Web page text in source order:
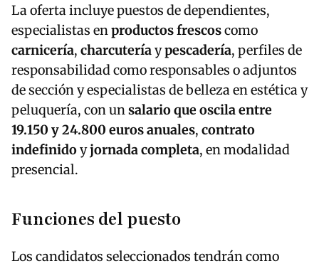
La oferta incluye puestos de dependientes,
especialistas en productos frescoscomo
carnicería, charcutería ypescadería, perfiles de
responsabilidad como responsables o adjuntos
de sección y especialistas de belleza en estética y
peluquería, con un salario que oscila entre
19.150 y 24.800 euros anuales, contrato
indefinidoyjornada completa, en modalidad
presencial.
Funciones del puesto
Los candidatos seleccionados tendrán como